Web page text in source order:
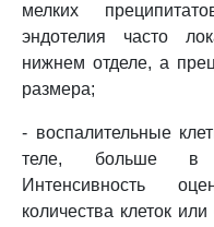
мелких
эндотелия часто
нижнем отделе, а
размера;
- воспалительные
теле, больше в
Интенсивность
количества клеток